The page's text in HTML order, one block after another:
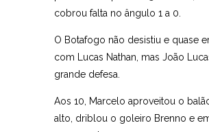
cobrou falta no ângulo 1 a 0.
O Botafogo não desistiu e quase
com Lucas Nathan, mas João
grande defesa.
Aos 10, Marcelo aproveitou o
alto, driblou o goleiro Brenno e